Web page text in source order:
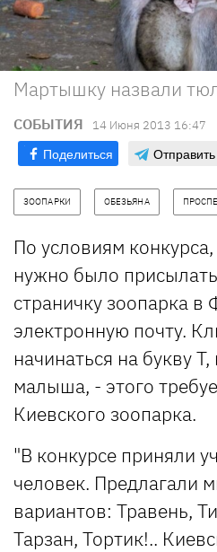
Мартышку назвали
СОБЫТИЯ 14 Июня 2013 16:47
Поделиться Отправить
ЗООПАРКИ ОБЕЗЬЯНА
По условиям
нужно было
страничку зоопарка в
электронную почту.
начинаться на букву
малыша, - этого
Киевского зоопарка.
"В конкурсе приняли
человек. Предлагали
вариантов: Травень,
Тарзан, Тортик!..